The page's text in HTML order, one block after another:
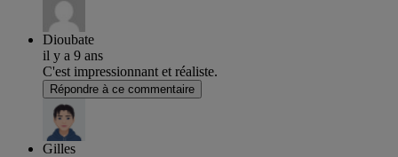
Dioubate
il y a 9 ans
C'est impressionnant et réaliste.
Répondre à ce commentaire
Gilles